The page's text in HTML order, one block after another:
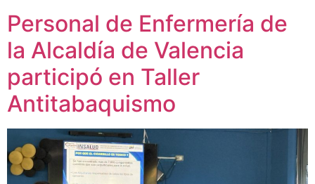
Personal de Enfermería de
la Alcaldía de Valencia
participó en Taller
Antitabaquismo